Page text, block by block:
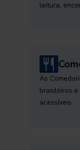
leitura,
As
brasileiros
acessíveis